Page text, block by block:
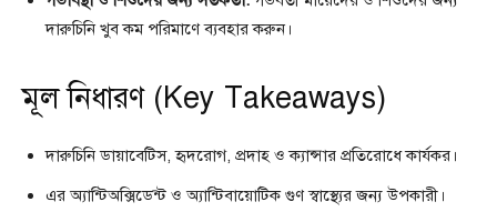
দারুচিনি খুব কম পরিমাণে ব্যবহার করুন।
মূল নিধারণ (Key Takeaways)
দারুচিনি ডায়াবেটিস, হৃদরোগ, প্রদাহ ও ক্যান্সার প্রতিরোধে কার্যকর।
এর অ্যান্টিঅক্সিডেন্ট ও অ্যান্টিবায়োটিক গুণ স্বাস্থ্যের জন্য উপকারী।